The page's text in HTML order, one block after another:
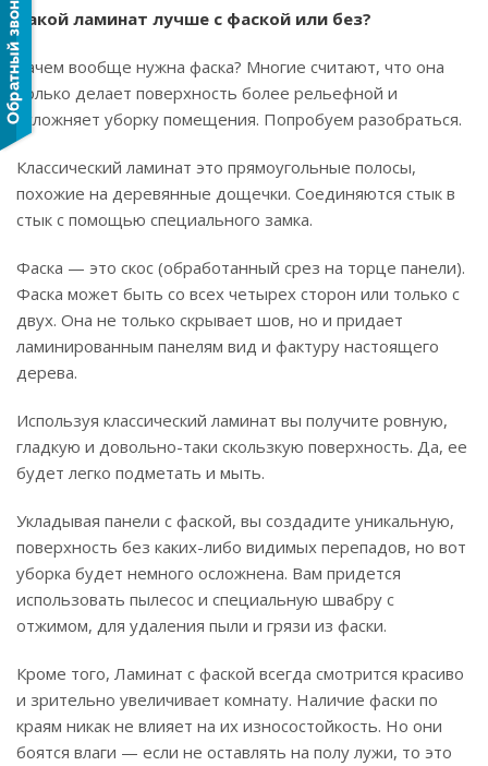
Какой ламинат лучше с фаской или без?
Зачем вообще нужна фаска? Многие считают, что она
только делает поверхность более рельефной и
усложняет уборку помещения. Попробуем разобраться.
Классический ламинат это прямоугольные полосы,
похожие на деревянные дощечки. Соединяются стык в
стык с помощью специального замка.
Фаска — это скос (обработанный срез на торце панели).
Фаска может быть со всех четырех сторон или только с
двух. Она не только скрывает шов, но и придает
ламинированным панелям вид и фактуру настоящего
дерева.
Используя классический ламинат вы получите ровную,
гладкую и довольно-таки скользкую поверхность. Да, ее
будет легко подметать и мыть.
Укладывая панели с фаской, вы создадите уникальную,
поверхность без каких-либо видимых перепадов, но вот
уборка будет немного осложнена. Вам придется
использовать пылесос и специальную швабру с
отжимом, для удаления пыли и грязи из фаски.
Кроме того, Ламинат с фаской всегда смотрится красиво
и зрительно увеличивает комнату. Наличие фаски по
краям никак не влияет на их износостойкость. Но они
боятся влаги — если не оставлять на полу лужи, то это